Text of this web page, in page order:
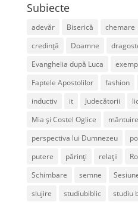
Subiecte
adevăr Biserică chemare
credință
Doamne
Evanghelia după Luca
Faptele Apostolilor
fashion
inductiv
it Judecătorii
Mia și Costel Oglice
mântuire
perspectiva lui Dumnezeu
putere
părinți relații
Schimbare
semne
slujire
studiubiblic studiu